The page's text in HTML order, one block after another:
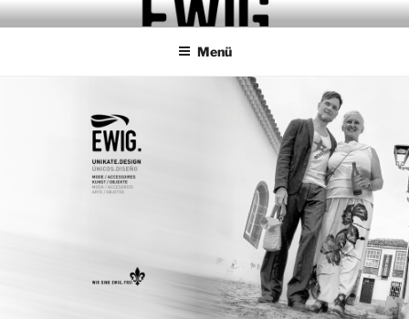
Zum
InhaltMAISON EWIG.
STUDIO.REFUGIO.BAR
Menü